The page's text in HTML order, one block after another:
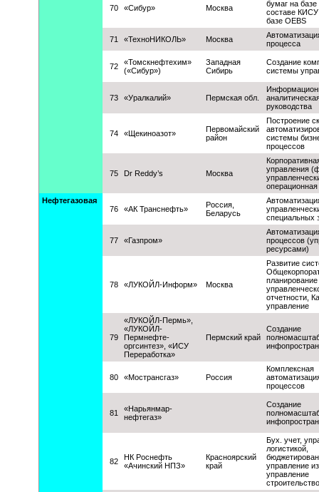
70 «Сибур» Москва
бумаг на базе
составе
базе OEBS
71 «ТехноНИКОЛЬ» Москва
процесса
72
«Томскнефтехим»
(«Сибур»)
Западная
Сибирь
Создание
системы
73 «Уралкалий» Пермская обл.
руководства
74 «Щекиноазот»
Первомайский
район
Построение
системы
процессов
75 Dr Reddy’s Москва
управления
операционная
Нефтегазовая
76
«АК Транснефть»
Россия,
Беларусь
специальных
77 «Газпром»
процессов
ресурсами)
78 «ЛУКОЙЛ-Информ» Москва
Развитие
отчетности,
управление
79
«ЛУКОЙЛ-Пермь»,
«ЛУКОЙЛ-
Пермнефте-
оргсинтез», «ИСУ
Переработка»
Пермский край
Создание
80 «Мострансгаз» Россия
Комплексная
процессов
81
«Нарьянмар-
нефтегаз»
Создание
82
НК Роснефть
«Ачинский НПЗ»
Красноярский
край
Бух. учет,
логистикой,
управление
управление